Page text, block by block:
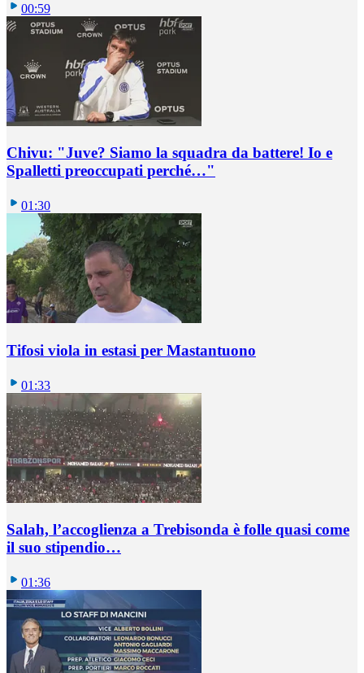
00:59
Chivu: "Juve? Siamo la squadra da battere! Io e
Spalletti preoccupati perché…"
01:30
Tifosi viola in estasi per Mastantuono
01:33
Salah, l’accoglienza a Trebisonda è folle quasi come
il suo stipendio…
01:36